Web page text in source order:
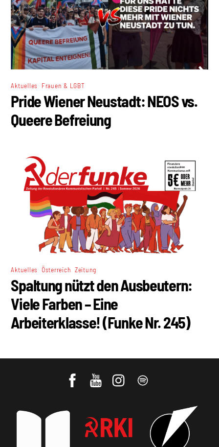
Aktuelles Frauen & LGBT
Pride Wiener Neustadt: NEOS vs.
Queere Befreiung
Aktuelles Österreich Zeitung
Spaltung nützt den Ausbeutern:
Viele Farben – Eine
Arbeiterklasse! (Funke Nr. 245)